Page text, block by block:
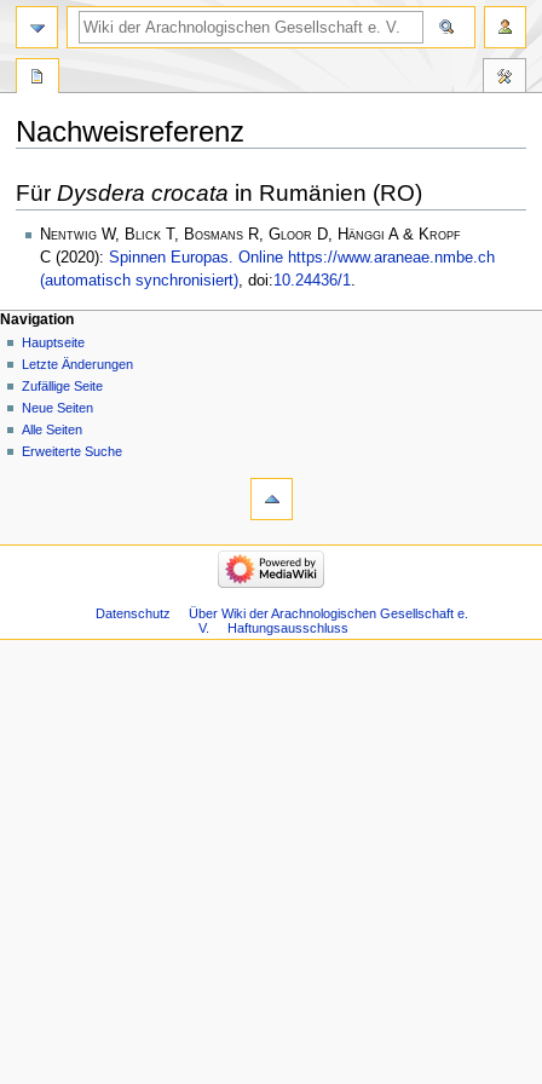
Nachweisreferenz
Navigation
springen
Suche
springen
Für Dysdera crocata in Rumänien (RO)
Nentwig W, Blick T, Bosmans R, Gloor D, Hänggi A & Kropf
C (2020): Spinnen Europas. Online https://www.araneae.nmbe.ch
(automatisch synchronisiert), doi:10.24436/1.
Navigation
Hauptseite
Letzte Änderungen
Zufällige Seite
Neue Seiten
Alle Seiten
Erweiterte Suche
Datenschutz
Über Wiki der Arachnologischen Gesellschaft e.
V.
Haftungsausschluss